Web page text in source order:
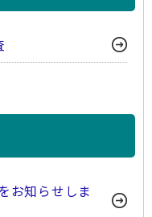
お知らせしま